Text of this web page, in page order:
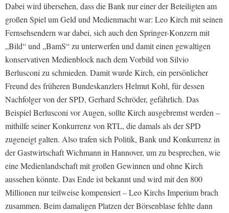
Dabei wird übersehen, dass die Bank nur einer der Beteiligten am
großen Spiel um Geld und Medienmacht war: Leo Kirch mit seinen
Fernsehsendern war dabei, sich auch den Springer-Konzern mit
„Bild“ und „BamS“ zu unterwerfen und damit einen gewaltigen
konservativen Medienblock nach dem Vorbild von Silvio
Berlusconi zu schmieden. Damit wurde Kirch, ein persönlicher
Freund des früheren Bundeskanzlers Helmut Kohl, für dessen
Nachfolger von der SPD, Gerhard Schröder, gefährlich. Das
Beispiel Berlusconi vor Augen, sollte Kirch ausgebremst werden –
mithilfe seiner Konkurrenz von RTL, die damals als der SPD
zugeneigt galten. Also trafen sich Politik, Bank und Konkurrenz in
der Gastwirtschaft Wichmann in Hannover, um zu besprechen, wie
eine Medienlandschaft mit großen Gewinnen und ohne Kirch
aussehen könnte. Das Ende ist bekannt und wird mit den 800
Millionen nur teilweise kompensiert – Leo Kirchs Imperium brach
zusammen. Beim damaligen Platzen der Börsenblase fehlte dann